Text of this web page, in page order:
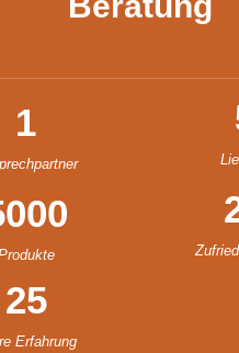
1
Erfahrung
25